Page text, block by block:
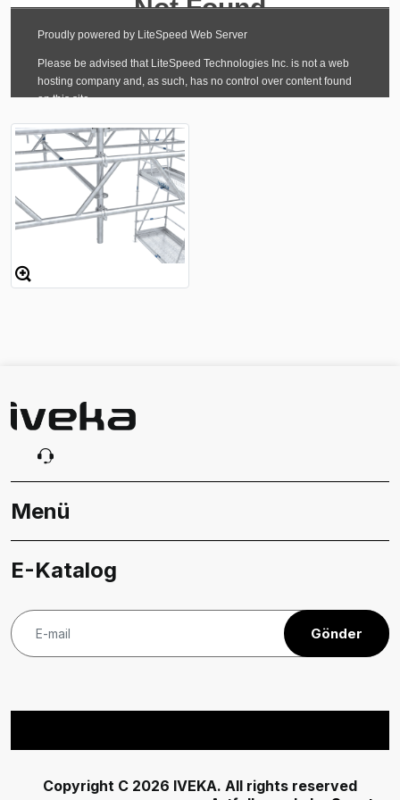
Menü
E-Katalog
Gönder
Copyright C 2026 IVEKA. All rights reserved